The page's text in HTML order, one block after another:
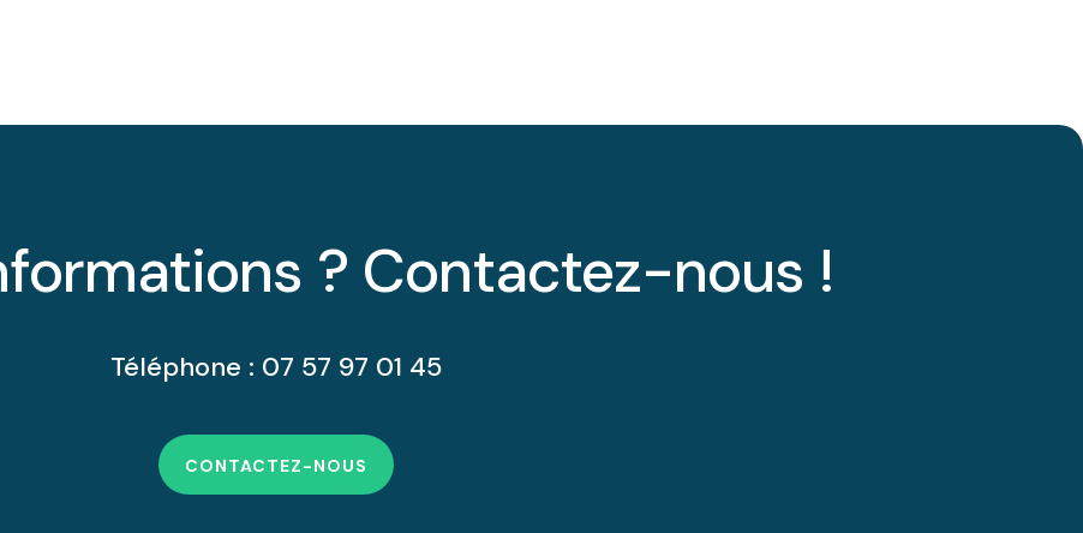
? Contactez-nous !
Téléphone : 07 57 97 01 45
CONTACTEZ-NOUS